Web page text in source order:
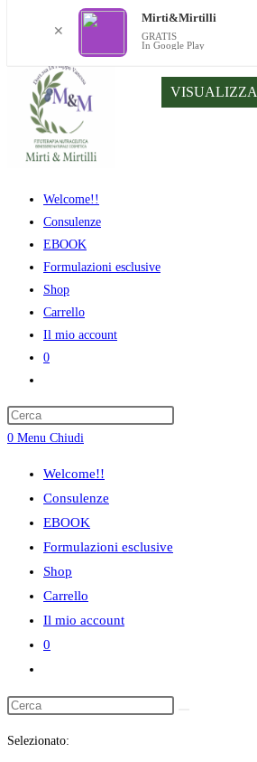
contenuto
Welcome!!
Consulenze
EBOOK
Formulazioni esclusive
Shop
Carrello
Il mio account
0
ricerca
sul
sito
web
0 Menu Chiudi
Welcome!!
Consulenze
EBOOK
Formulazioni esclusive
Shop
Carrello
Il mio account
0
ricerca
sul
Selezionato:
✕
Mirti&Mirtilli
GRATIS
In Google Play
VISUALIZZA